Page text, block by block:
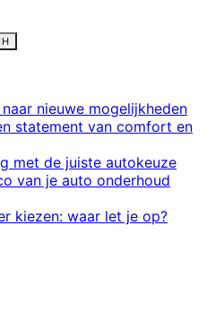
nieuwe mogelijkheden
statement van comfort en
met de juiste autokeuze
van je auto onderhoud
kiezen: waar let je op?